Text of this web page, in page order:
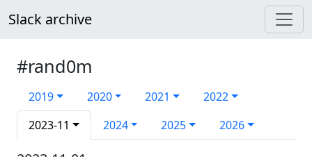
Slack archive
#rand0m
2019 2020 2021
2022
2023-11
2024 2025 2026